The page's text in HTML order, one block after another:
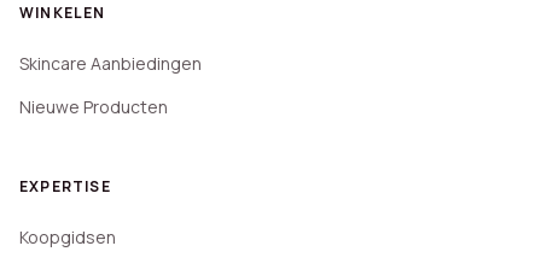
WINKELEN
Skincare Aanbiedingen
Nieuwe Producten
EXPERTISE
Koopgidsen